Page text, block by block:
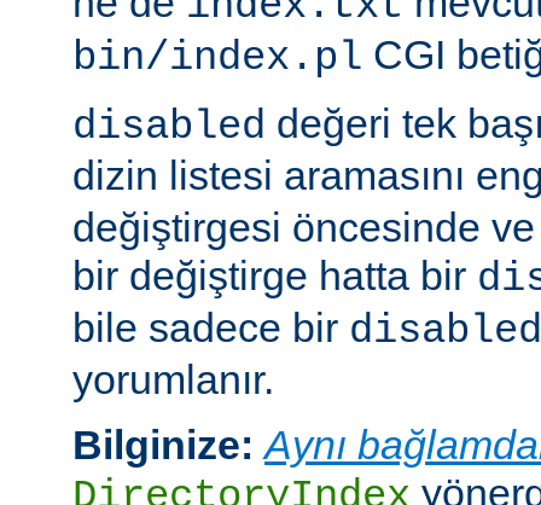
bin/index.pl CGI
disabled değeri tek
dizin listesi aramasını
değiştirgesi öncesinde
bir değiştirge hatta bir
bile sadece bir disabled
yorumlanır.
Bilginize: Aynı